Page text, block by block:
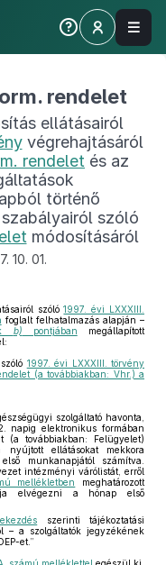
rendelet
ellátásairól
végrehajtásáról
rendelet és az
történő
szóló
módosításáról
10. 01.
szóló1997. évi LXXXIII.
foglalt felhatalmazás alapján –
b) pontjában megállapított
1997. évi LXXXIII. törvény
(a továbbiakban: Vhr.) a
szolgáltató havonta,
napig elektronikus formában
(a továbbiakban: Felügyelet)
ellátásokat mekkora
munkanapjától számítva.
intézményi várólistát, erről
mellékletben
meghatározott
elvégezni a hónap első
szerinti tájékoztatási
– a szolgáltatók jegyzékének
et.”